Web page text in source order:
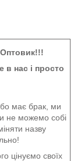
в нас і просто
має брак, ми
не можемо собі
назву
цінуємо своїх